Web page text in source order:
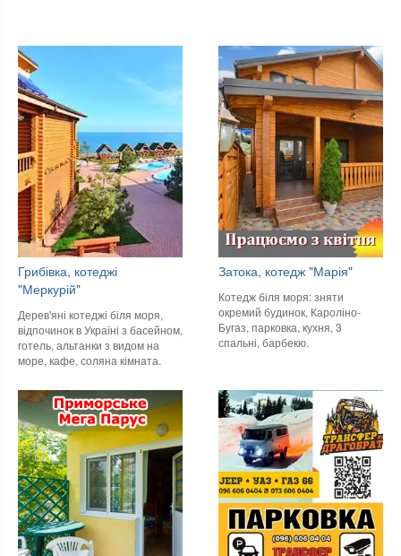
Грибівка, котеджі
"Меркурій"
Дерев'яні котеджі біля моря,
відпочинок в Україні з басейном,
готель, альтанки з видом на
море, кафе, соляна кімната.
Затока, котедж "Марія"
Котедж біля моря: зняти
окремий будинок, Кароліно-
Бугаз, парковка, кухня, 3
спальні, барбекю.